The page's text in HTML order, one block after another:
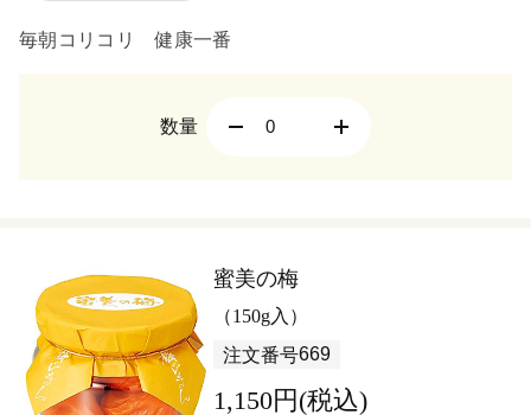
毎朝コリコリ 健康一番
数量
蜜美の梅
（150g入）
注文番号669
1,150円(税込)